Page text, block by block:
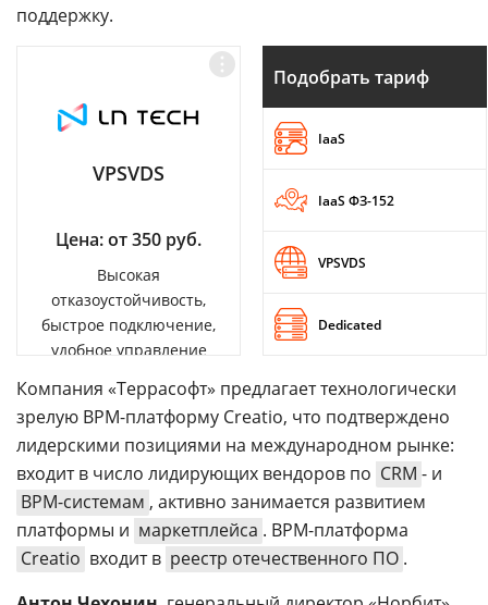
поддержку.
VPSVDS
Цена: от 350 руб.
Высокая
отказоустойчивость,
быстрое подключение,
удобное управление
Подобрать тариф
IaaS
IaaS ФЗ-152
VPSVDS
Dedicated
Компания «Террасофт» предлагает технологически
зрелую BPM-платформу Creatio, что подтверждено
лидерскими позициями на международном рынке:
входит в число лидирующих вендоров по CRM - и
BPM-системам , активно занимается развитием
платформы и маркетплейса . BPM-платформа
Creatio входит в реестр отечественного ПО .